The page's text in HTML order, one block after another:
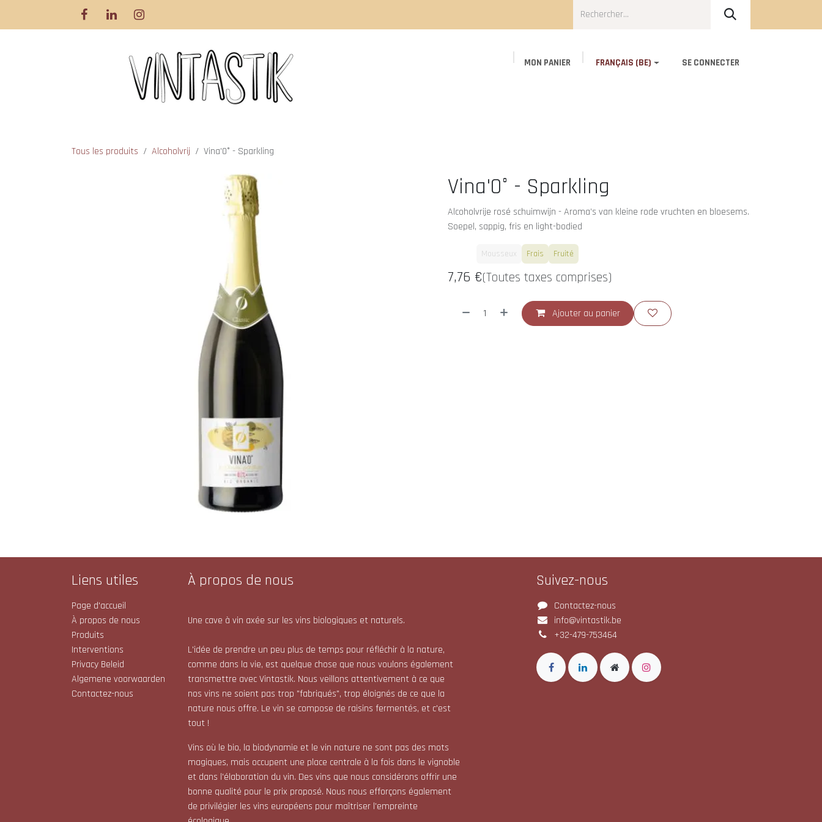
Se rendre au contenu
MON PANIER FRANÇAIS (BE) SE CONNECTER
Tous les produits Alcoholvrij Vina'0° - Sparkling
Vina'0° - Sparkling
Alcoholvrije rosé schuimwijn - Aroma’s van kleine rode vruchten en bloesems.
Soepel, sappig, fris en light-bodied
Mousseux Frais Fruité
7,76 €(Toutes taxes comprises)
Ajouter au panier
Liens utiles
Page d'accueil
À propos de nous
Produits
Interventions
Privacy Beleid
Algemene voorwaarden
Contactez-nous
À propos de nous
Une cave à vin axée sur les vins biologiques et naturels.
L'idée de prendre un peu plus de temps pour réfléchir à la nature,
comme dans la vie, est quelque chose que nous voulons également
transmettre avec Vintastik. Nous veillons attentivement à ce que
nos vins ne soient pas trop "fabriqués", trop éloignés de ce que la
nature nous offre. Le vin se compose de raisins fermentés, et c'est
tout !
Vins où le bio, la biodynamie et le vin nature ne sont pas des mots
magiques, mais occupent une place centrale à la fois dans le vignoble
et dans l'élaboration du vin. Des vins que nous considérons offrir une
bonne qualité pour le prix proposé. Nous nous efforçons également
de privilégier les vins européens pour maîtriser l'empreinte
Suivez-nous
Contactez-nous
info@vintastik.be
+32-479-753464